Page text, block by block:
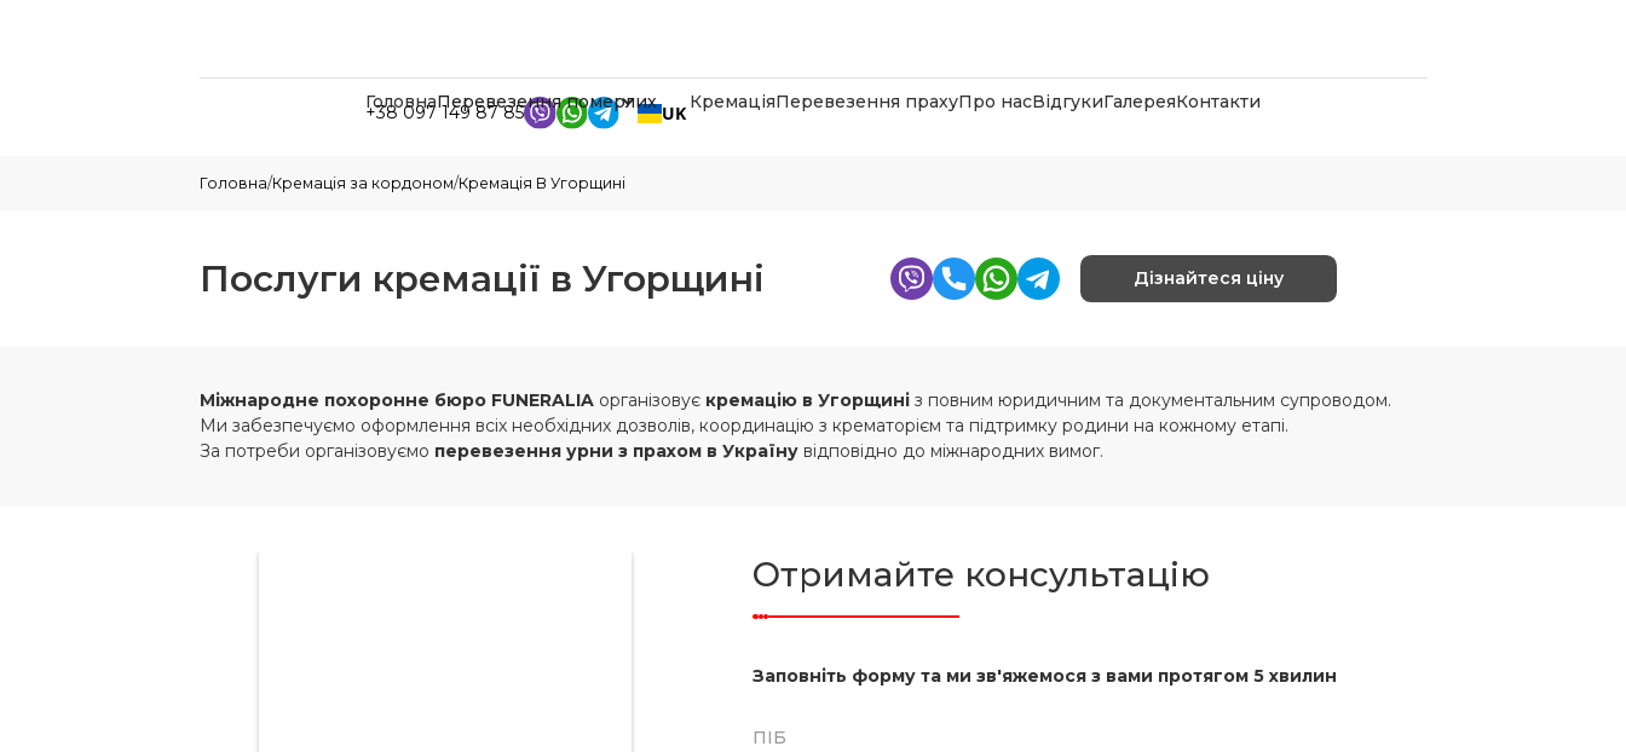
+38 097 149 87 85 UK
ГоловнаПеревезення померлих КремаціяПеревезення прахуПро насВідгукиГалереяКонтакти
Головна/Кремація за кордоном/Кремація В Угорщині
Послуги кремації в Угорщині Дізнайтеся ціну
Міжнародне похоронне бюро FUNERALIAорганізовує кремацію в Угорщині з повним юридичним та документальним супроводом.
Ми забезпечуємо оформлення всіх необхідних дозволів, координацію з крематорієм та підтримку родини на кожному етапі.
За потреби організовуємо перевезення урни з прахом в Українувідповідно до міжнародних вимог.
Отримайте консультацію
Заповніть форму та ми зв'яжемося з вами протягом 5 хвилин